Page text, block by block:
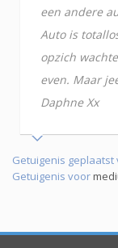
een andere
Auto is
opzich
even. Maar
Daphne Xx
Getuigenis geplaatst
Getuigenis voor